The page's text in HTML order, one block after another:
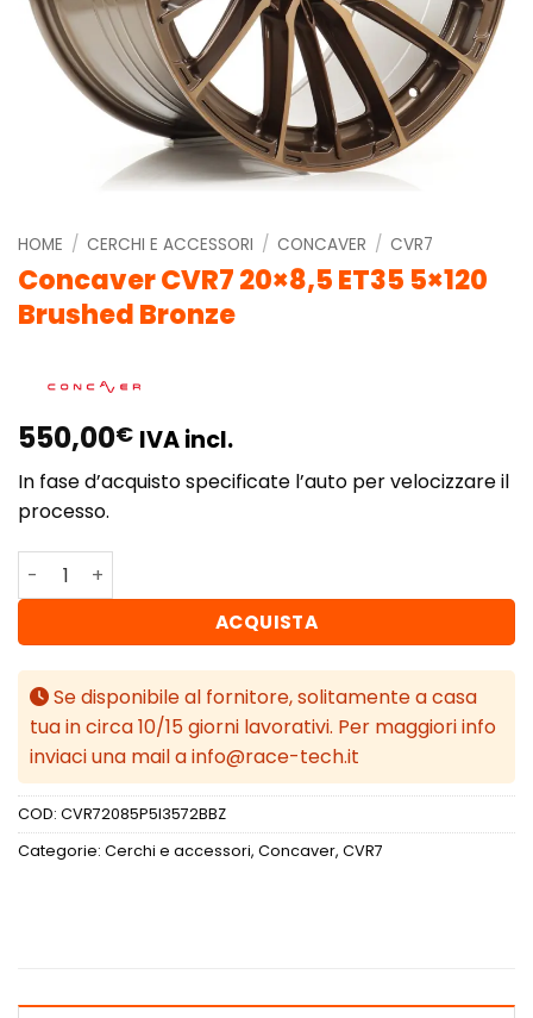
HOME / CERCHI E ACCESSORI / CONCAVER / CVR7
Concaver CVR7 20×8,5 ET35 5×120
Brushed Bronze
550,00€ IVA incl.
In fase d’acquisto specificate l’auto per velocizzare il
processo.
Concaver CVR7 20x8,5 ET35 5x120 Brushed Bronze
ACQUISTA
Se disponibile al fornitore, solitamente a casa
tua in circa 10/15 giorni lavorativi. Per maggiori info
inviaci una mail a info@race-tech.it
COD: CVR72085P5I3572BBZ
Categorie: Cerchi e accessori, Concaver, CVR7